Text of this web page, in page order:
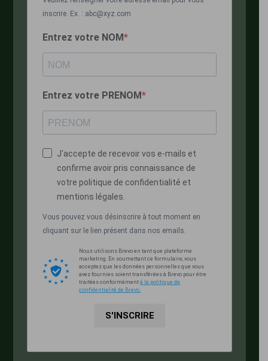
inscrire. Ex. : abc@xyz.com
Entrez votre NOM
Entrez votre PRENOM
J'accepte de recevoir vos e-mails et
confirme avoir pris connaissance de
votre politique de confidentialité et
mentions légales.
Vous pouvez vous désinscrire à tout moment en
cliquant sur le lien présent dans nos emails.
Nous utilisons Brevo en tant que plateforme
marketing. En soumettant ce formulaire, vous
acceptez que les données personnelles que vous
avez fournies soient transférées à Brevo pour être
traitées conformémentà la politique de
confidentialité de Brevo.
S'INSCRIRE